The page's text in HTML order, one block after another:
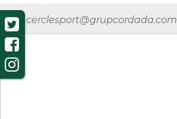
cerclesport@grupcordada.com